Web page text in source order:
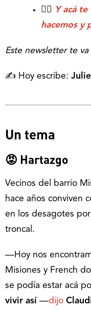
💁‍♂️
Y acá
hacemos y
Este newsletter te
✍️ Hoy escribe:
Un tema
😡 Hartazgo
Vecinos del barrio
hace años conviven
en los desagotes
troncal.
—Hoy nos
Misiones y French
se podía estar acá
vivir así —dijo